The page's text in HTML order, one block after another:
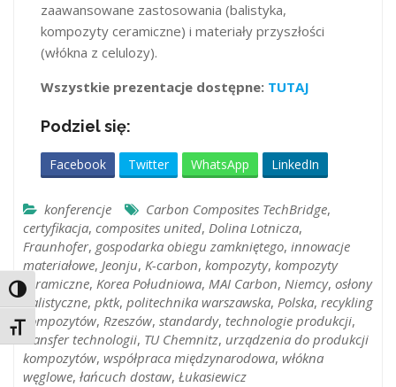
Toggle High Contrast
Toggle Font size
zaawansowane zastosowania (balistyka,
kompozyty ceramiczne) i materiały przyszłości
(włókna z celulozy).
Wszystkie prezentacje dostępne: TUTAJ
Podziel się:
Facebook Twitter WhatsApp LinkedIn
konferencje Carbon Composites TechBridge,
certyfikacja, composites united, Dolina Lotnicza,
Fraunhofer, gospodarka obiegu zamkniętego, innowacje
materiałowe, Jeonju, K-carbon, kompozyty, kompozyty
ceramiczne, Korea Południowa, MAI Carbon, Niemcy, osłony
balistyczne, pktk, politechnika warszawska, Polska, recykling
kompozytów, Rzeszów, standardy, technologie produkcji,
transfer technologii, TU Chemnitz, urządzenia do produkcji
kompozytów, współpraca międzynarodowa, włókna
węglowe, łańcuch dostaw, Łukasiewicz